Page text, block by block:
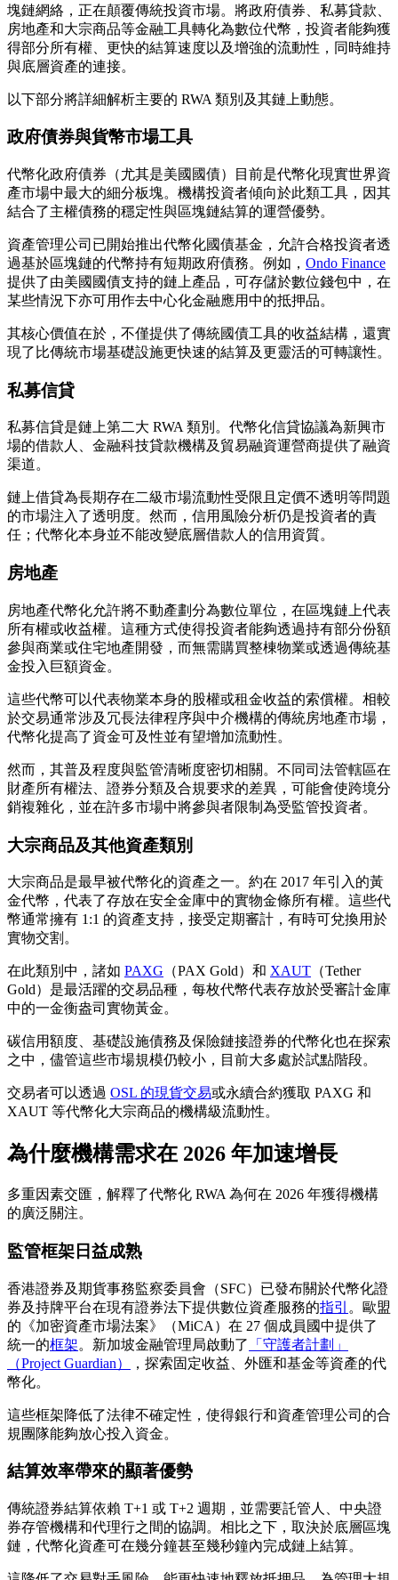
塊鏈網絡，正在顛覆傳統投資市場。將政府債券、私募貸款、
房地產和大宗商品等金融工具轉化為數位代幣，投資者能夠獲
得部分所有權、更快的結算速度以及增強的流動性，同時維持
與底層資產的連接。
以下部分將詳細解析主要的 RWA 類別及其鏈上動態。
政府債券與貨幣市場工具
代幣化政府債券（尤其是美國國債）目前是代幣化現實世界資
產市場中最大的細分板塊。機構投資者傾向於此類工具，因其
結合了主權債務的穩定性與區塊鏈結算的運營優勢。
資產管理公司已開始推出代幣化國債基金，允許合格投資者透
過基於區塊鏈的代幣持有短期政府債務。例如， Ondo Finance
提供了由美國國債支持的鏈上產品，可存儲於數位錢包中，在
某些情況下亦可用作去中心化金融應用中的抵押品。
其核心價值在於，不僅提供了傳統國債工具的收益結構，還實
現了比傳統市場基礎設施更快速的結算及更靈活的可轉讓性。
私募信貸
私募信貸是鏈上第二大 RWA 類別。代幣化信貸協議為新興市
場的借款人、金融科技貸款機構及貿易融資運營商提供了融資
渠道。
鏈上借貸為長期存在二級市場流動性受限且定價不透明等問題
的市場注入了透明度。然而，信用風險分析仍是投資者的責
任；代幣化本身並不能改變底層借款人的信用資質。
房地產
房地產代幣化允許將不動產劃分為數位單位，在區塊鏈上代表
所有權或收益權。這種方式使得投資者能夠透過持有部分份額
參與商業或住宅地產開發，而無需購買整棟物業或透過傳統基
金投入巨額資金。
這些代幣可以代表物業本身的股權或租金收益的索償權。相較
於交易通常涉及冗長法律程序與中介機構的傳統房地產市場，
代幣化提高了資金可及性並有望增加流動性。
然而，其普及程度與監管清晰度密切相關。不同司法管轄區在
財產所有權法、證券分類及合規要求的差異，可能會使跨境分
銷複雜化，並在許多市場中將參與者限制為受監管投資者。
大宗商品及其他資產類別
大宗商品是最早被代幣化的資產之一。約在 2017 年引入的黃
金代幣，代表了存放在安全金庫中的實物金條所有權。這些代
幣通常擁有 1:1 的資產支持，接受定期審計，有時可兌換用於
實物交割。
在此類別中，諸如 PAXG （PAX Gold）和 XAUT （Tether
Gold）是最活躍的交易品種，每枚代幣代表存放於受審計金庫
中的一金衡盎司實物黃金。
碳信用額度、基礎設施債務及保險鏈接證券的代幣化也在探索
之中，儘管這些市場規模仍較小，目前大多處於試點階段。
交易者可以透過 OSL 的現貨交易或永續合約獲取 PAXG 和
XAUT 等代幣化大宗商品的機構級流動性。
為什麼機構需求在 2026 年加速增長
多重因素交匯，解釋了代幣化 RWA 為何在 2026 年獲得機構
的廣泛關注。
監管框架日益成熟
香港證券及期貨事務監察委員會（SFC）已發布關於代幣化證
券及持牌平台在現有證券法下提供數位資產服務的指引 。歐盟
的《加密資產市場法案》（MiCA）在 27 個成員國中提供了
統一的框架。新加坡金融管理局啟動了
「守護者計劃」
（Project Guardian）
，探索固定收益、外匯和基金等資產的代
幣化。
這些框架降低了法律不確定性，使得銀行和資產管理公司的合
規團隊能夠放心投入資金。
結算效率帶來的顯著優勢
傳統證券結算依賴 T+1 或 T+2 週期，並需要託管人、中央證
券存管機構和代理行之間的協調。相比之下，取決於底層區塊
鏈，代幣化資產可在幾分鐘甚至幾秒鐘內完成鏈上結算。